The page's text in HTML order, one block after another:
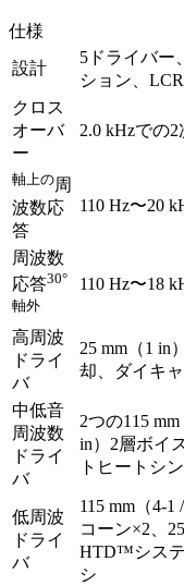
仕様
設計
5ドライバー
ション、
クロス
オーバ
ー
2.0 kHzでの
軸上の周
波数応
答
110 Hz〜20
周波数
応答30°
軸外
110 Hz〜18
高周波
ドライ
バ
25 mm（1 in
却、ダイキ
中低音
周波数
ドライ
バ
2つの115
in）2層ボイ
トヒートシ
低周波
ドライ
バ
115 mm（4-
コーン×2、
HTD™シス
シ